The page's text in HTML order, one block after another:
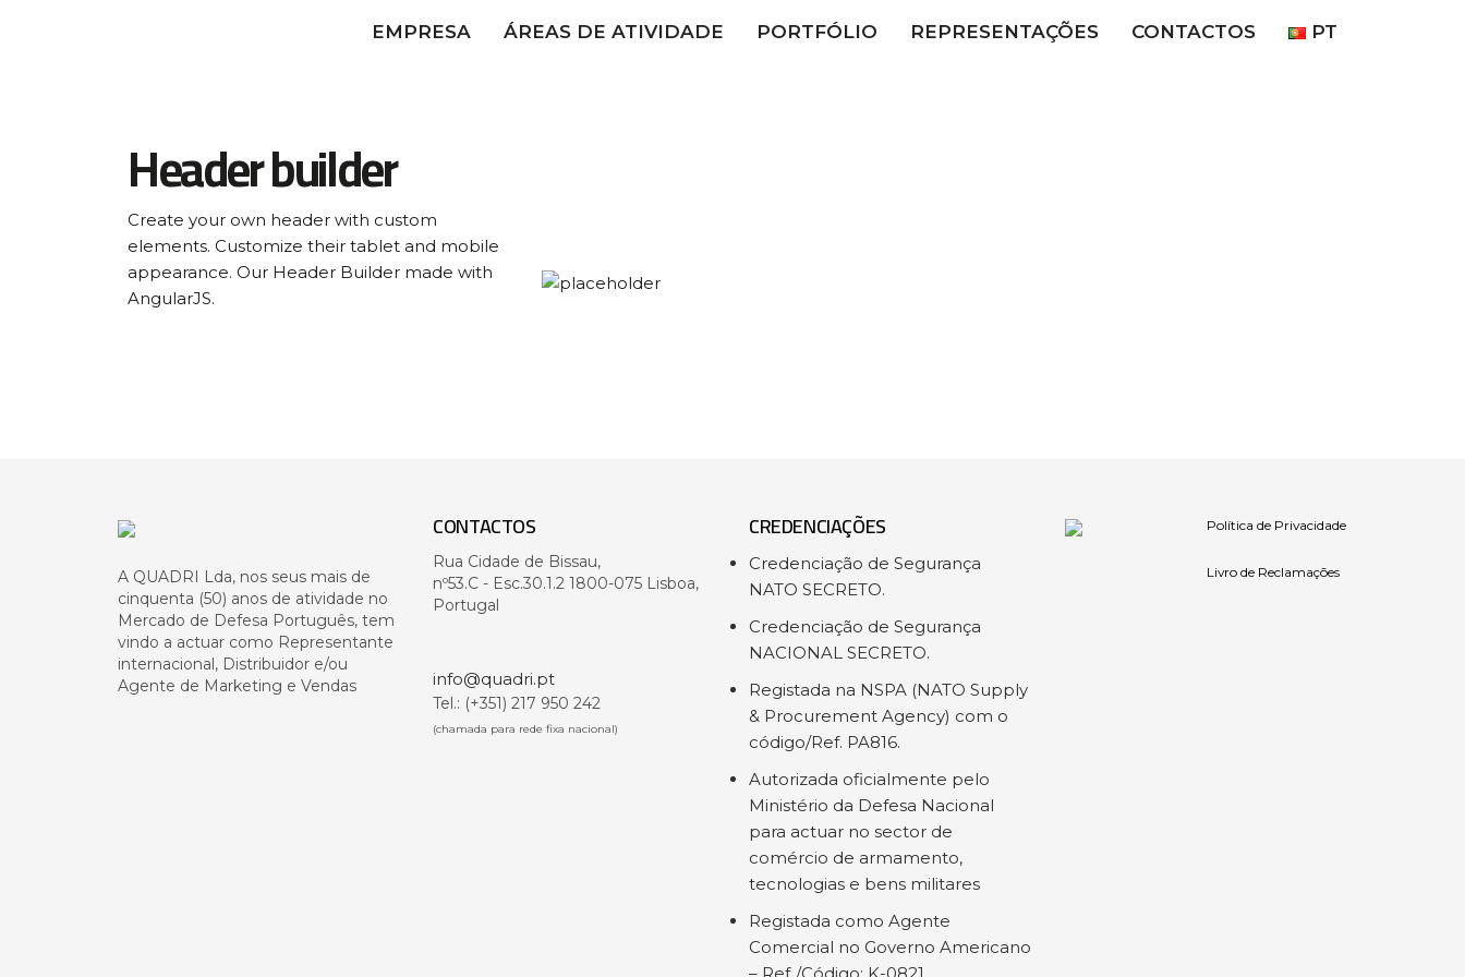
EMPRESA ÁREAS DE ATIVIDADE PORTFÓLIO REPRESENTAÇÕES CONTACTOS PT
Headerbuilder
Create your own header with custom
elements. Customize their tablet and mobile
appearance. Our Header Builder made with
AngularJS.
A QUADRI Lda, nos seus mais de
cinquenta (50) anos de atividade no
Mercado de Defesa Português, tem
vindo a actuar como Representante
internacional, Distribuidor e/ou
Agente de Marketing e Vendas
CONTACTOS
Rua Cidade de Bissau,
nº53.C - Esc.30.1.2 1800-075 Lisboa,
Portugal
info@quadri.pt
Tel.: (+351) 217 950 242
(chamada para rede fixa nacional)
CREDENCIAÇÕES
Credenciação de Segurança
NATO SECRETO.
Credenciação de Segurança
NACIONAL SECRETO.
Registada na NSPA (NATO Supply
& Procurement Agency) com o
código/Ref. PA816.
Autorizada oficialmente pelo
Ministério da Defesa Nacional
para actuar no sector de
comércio de armamento,
tecnologias e bens militares
Registada como Agente
Comercial no Governo Americano
Política de Privacidade
Livro de Reclamações